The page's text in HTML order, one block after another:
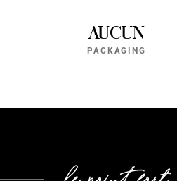
AUCUN
PACKAGING